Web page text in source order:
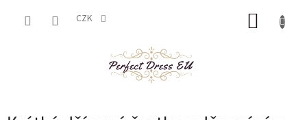
CZK